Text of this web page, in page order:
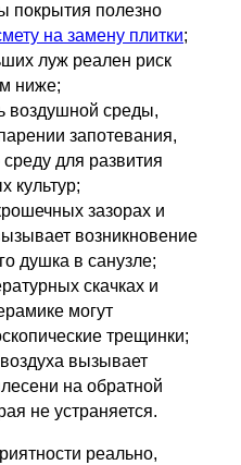
покрытия полезно
на замену плитки;
луж реален риск
ниже;
воздушной среды,
запотевания,
для развития
культур;
зазорах и
возникновение
душка в санузле;
скачках и
могут
трещинки;
вызывает
на обратной
не устраняется.
реально,